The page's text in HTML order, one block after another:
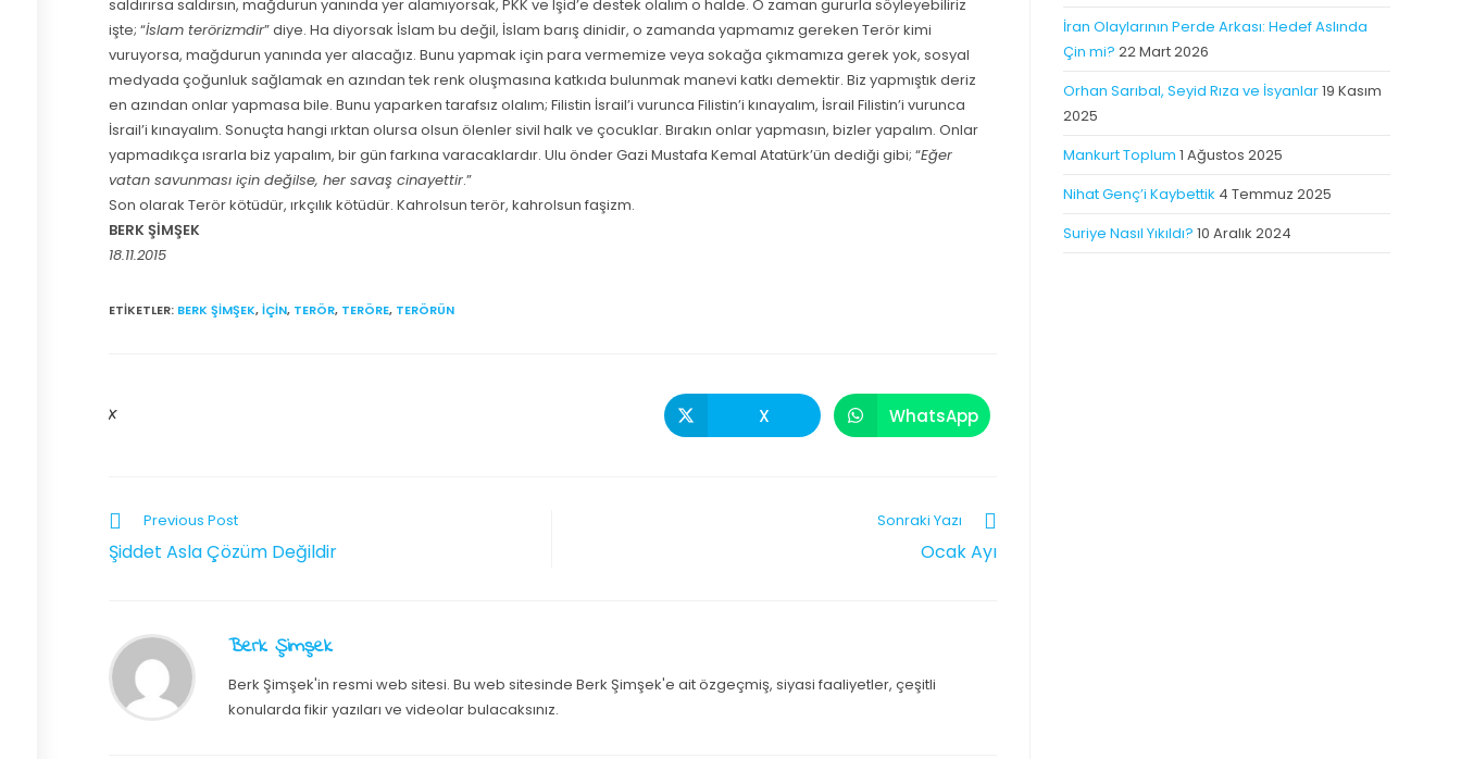
saldırırsa saldırsın, mağdurun yanında yer alamıyorsak, PKK ve Işid’e destek olalım o halde. O zaman gururla söyleyebiliriz
işte; “İslam terörizmdir” diye. Ha diyorsak İslam bu değil, İslam barış dinidir, o zamanda yapmamız gereken Terör kimi
vuruyorsa, mağdurun yanında yer alacağız. Bunu yapmak için para vermemize veya sokağa çıkmamıza gerek yok, sosyal
medyada çoğunluk sağlamak en azından tek renk oluşmasına katkıda bulunmak manevi katkı demektir. Biz yapmıştık deriz
en azından onlar yapmasa bile. Bunu yaparken tarafsız olalım; Filistin İsrail’i vurunca Filistin’i kınayalım, İsrail Filistin’i vurunca
İsrail’i kınayalım. Sonuçta hangi ırktan olursa olsun ölenler sivil halk ve çocuklar. Bırakın onlar yapmasın, bizler yapalım. Onlar
yapmadıkça ısrarla biz yapalım, bir gün farkına varacaklardır. Ulu önder Gazi Mustafa Kemal Atatürk’ün dediği gibi; “Eğer
vatan savunması için değilse, her savaş cinayettir.”
Son olarak Terör kötüdür, ırkçılık kötüdür. Kahrolsun terör, kahrolsun faşizm.
BERK ŞİMŞEK
18.11.2015
ETIKETLER: BERK ŞIMŞEK, IÇIN, TERÖR, TERÖRE, TERÖRÜN
X X WhatsApp
Previous Post
Şiddet Asla Çözüm Değildir
Sonraki Yazı
Ocak Ayı
Berk Şimşek
Berk Şimşek'in resmi web sitesi. Bu web sitesinde Berk Şimşek'e ait özgeçmiş, siyasi faaliyetler, çeşitli
konularda fikir yazıları ve videolar bulacaksınız.
İran Olaylarının Perde Arkası: Hedef Aslında
Çin mi? 22 Mart 2026
Orhan Sarıbal, Seyid Rıza ve İsyanlar19 Kasım
2025
Mankurt Toplum 1 Ağustos 2025
Nihat Genç’i Kaybettik 4 Temmuz 2025
Suriye Nasıl Yıkıldı? 10 Aralık 2024